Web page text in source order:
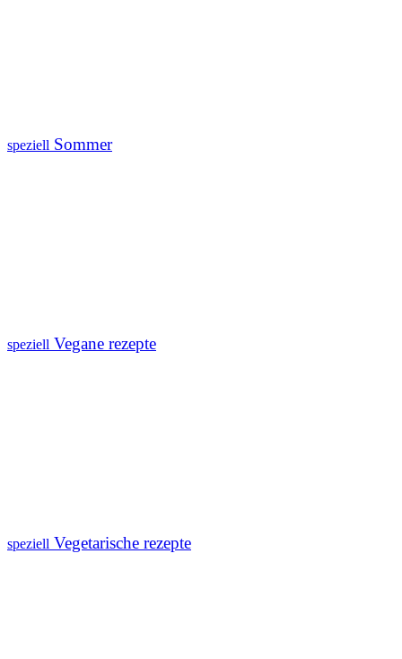
speziell Sommer
speziell Vegane rezepte
speziell Vegetarische rezepte